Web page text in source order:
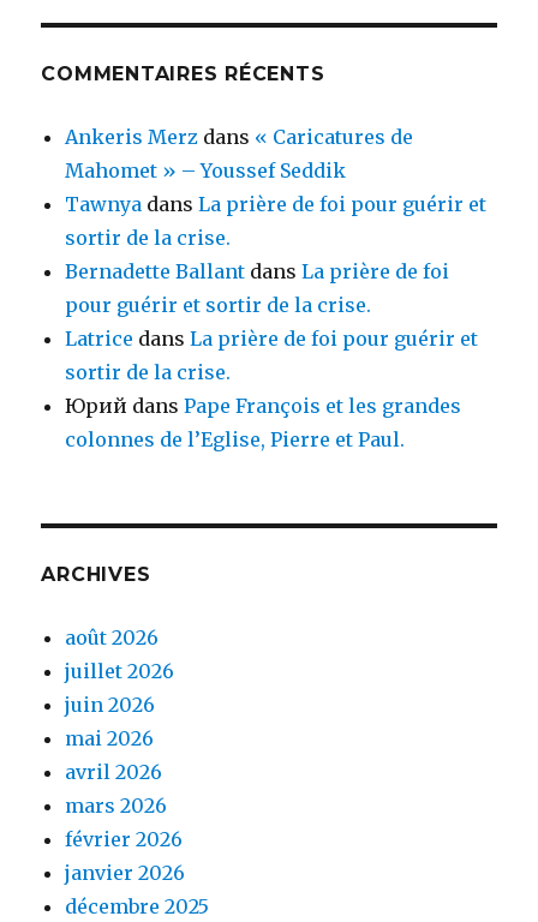
COMMENTAIRES RÉCENTS
Ankeris Merz dans « Caricatures de
Mahomet » – Youssef Seddik
Tawnya dansLa prière de foi pour guérir et
sortir de la crise.
Bernadette Ballant dansLa prière de foi
pour guérir et sortir de la crise.
Latrice dansLa prière de foi pour guérir et
sortir de la crise.
Юрий dansPape François et les grandes
colonnes de l’Eglise, Pierre et Paul.
ARCHIVES
août 2026
juillet 2026
juin 2026
mai 2026
avril 2026
mars 2026
février 2026
janvier 2026
décembre 2025